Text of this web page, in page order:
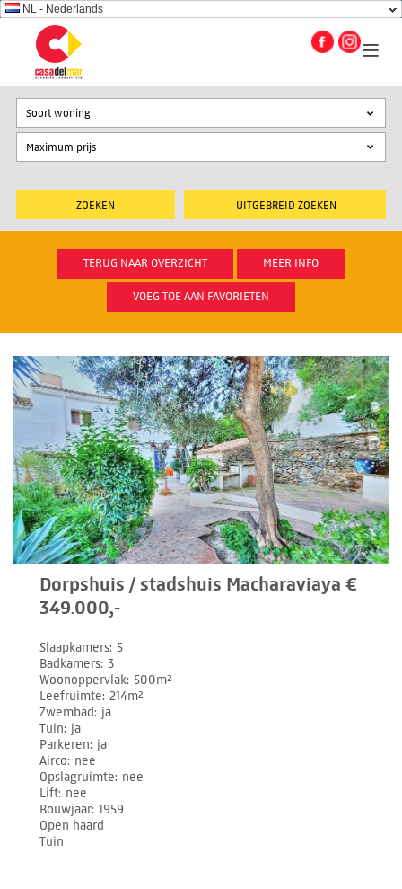
NL - Nederlands
UITGEBREID ZOEKEN
Soort woning
TERUG NAAR OVERZICHT MEER INFO
VOEG TOE AAN FAVORIETEN
Dorpshuis / stadshuis Macharaviaya €
349.000,-
Slaapkamers 5
Badkamers 3
Woonoppervlak 500m²
Leefruimte 214m²
Zwembad ja
Tuin ja
Parkeren ja
Airco nee
Opslagruimte nee
Lift nee
Bouwjaar 1959
Open haard
Tuin